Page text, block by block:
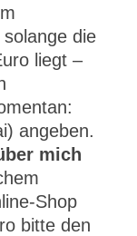
die
liegt –
angeben.
mich
Shop
bitte den